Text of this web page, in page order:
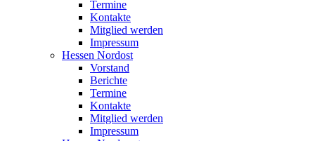
Termine
Kontakte
Mitglied werden
Impressum
Hessen Nordost
Vorstand
Berichte
Termine
Kontakte
Mitglied werden
Impressum